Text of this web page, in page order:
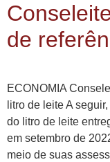
de
ECONOMIA
litro de leite A
do litro de leite
em setembro de
meio de suas